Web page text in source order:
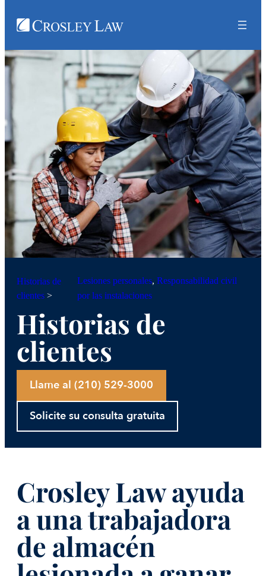
Historias de
clientes >
Lesiones personales, Responsabilidad civil
por las instalaciones
Historias de
clientes
Llame al (210) 529-3000
Solicite su consulta gratuita
Crosley Law ayuda
a una trabajadora
de almacén